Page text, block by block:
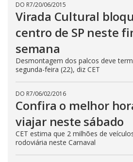
DO R7/20/06/2015
Virada Cultural
centro de SP neste
semana
Desmontagem dos palcos deve
segunda-feira (22), diz CET
DO R7/06/02/2016
Confira o melhor
viajar neste sábado
CET estima que 2 milhões de
rodoviária neste Carnaval